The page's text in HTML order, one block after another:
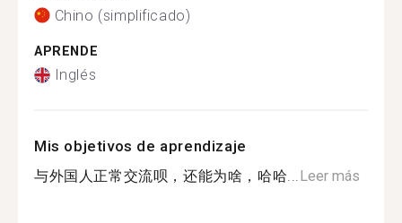
Chino (simplificado)
APRENDE
Inglés
Mis objetivos de aprendizaje
与外国人正常交流呗，还能为啥，哈哈...Leer más